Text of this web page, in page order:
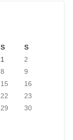
S
S
1
2
8
9
15
16
22
23
29
30